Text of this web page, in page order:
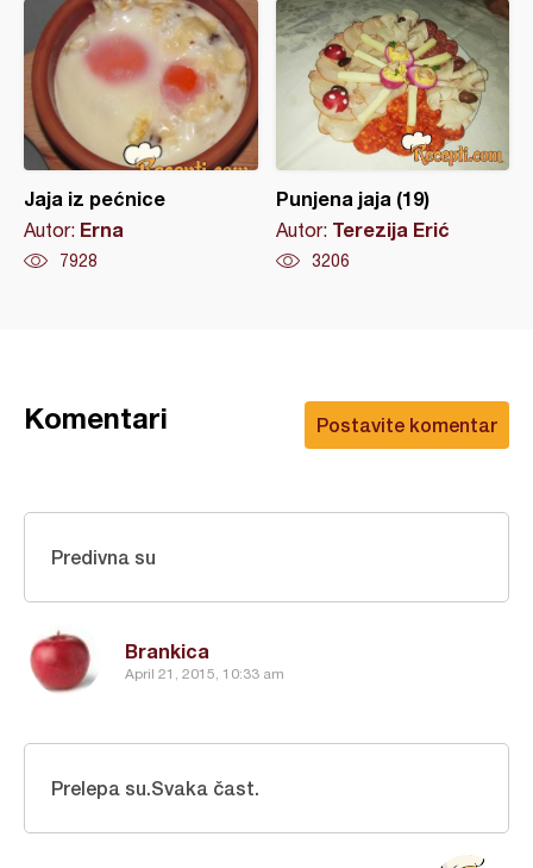
Jaja iz pećnice
Autor: Erna
7928
Punjena jaja (19)
Autor: Terezija Erić
3206
Postavite komentar
Komentari
Brankica
April 21, 2015, 10:33 am
Predivna su
Prelepa su.Svaka čast.